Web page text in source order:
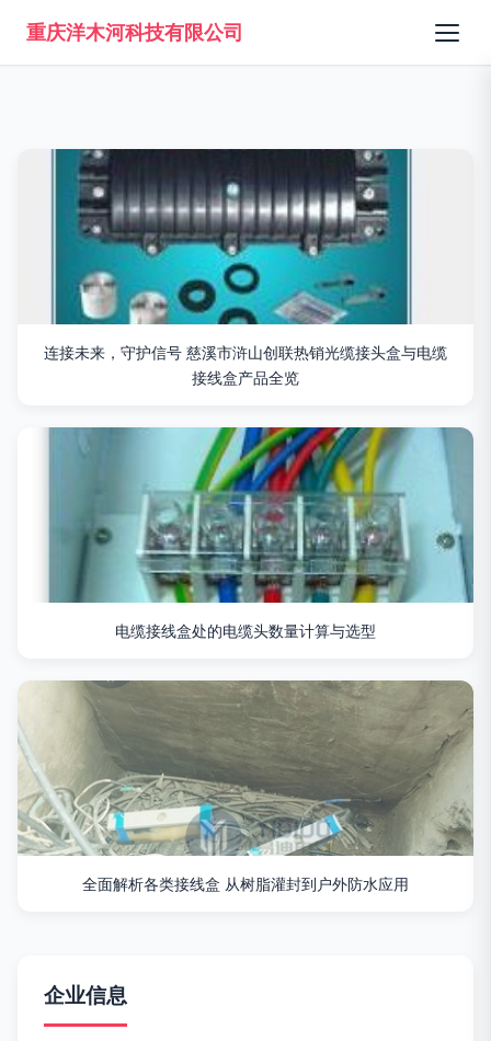
重庆洋木河科技有限公司
连接未来，守护信号 慈溪市浒山创联热销光缆接头盒与电缆
接线盒产品全览
电缆接线盒处的电缆头数量计算与选型
全面解析各类接线盒 从树脂灌封到户外防水应用
企业信息